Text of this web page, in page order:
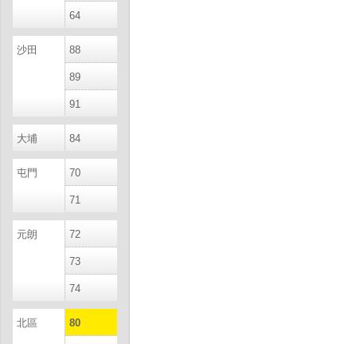
64
沙田 88
89
91
大埔 84
屯門 70
71
元朗 72
73
74
北區 80